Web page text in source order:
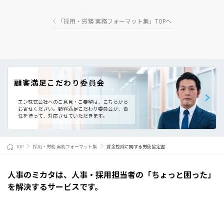
「採用・労務 実務フォーマット集」TOPへ
顧客満足こだわり委員会
エン株式会社へのご意見・ご要望は、こちらから
お寄せください。 顧客満足こだわり委員会が、責
任を持って、対応させていただきます。
TOP 採用・労務 実務フォーマット集 賃金控除に関する労使協定書
人事のミカタは、人事・採用担当者の「ちょっと困った」
を解決するサービスです。